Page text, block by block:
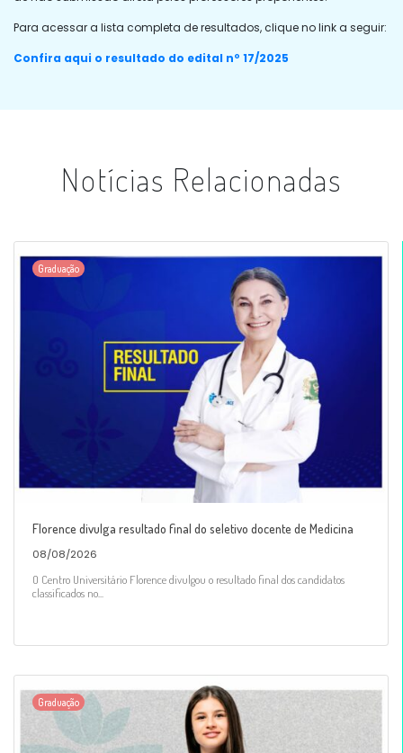
Para acessar a lista completa de resultados, clique no link a seguir:
Confira aqui o resultado do edital nº 17/2025
Notícias Relacionadas
Graduação
Florence divulga resultado final do seletivo docente de Medicina
08/08/2026
O Centro Universitário Florence divulgou o resultado final dos candidatos
classificados no...
Graduação